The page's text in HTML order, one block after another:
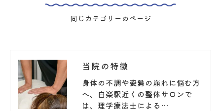
同じカテゴリーのページ
当院の特徴
身体の不調や姿勢の崩れに悩む方
へ、白楽駅近くの整体サロンで
は、理学療法士による…